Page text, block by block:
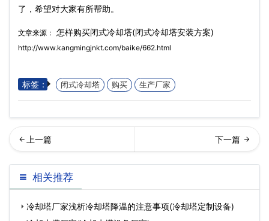
了，希望对大家有所帮助。
文章来源： 怎样购买闭式冷却塔(闭式冷却塔安装方案)
http://www.kangmingjnkt.com/baike/662.html
标签： 闭式冷却塔 购买 生产厂家
却水塔生产厂家(冷却水塔生
产厂家电话)…
璃钢冷却塔冷却中应留意的
几个问题(玻璃钢冷却
相关推荐
冷却塔厂家浅析冷却塔降温的注意事项(冷却塔定制设备)